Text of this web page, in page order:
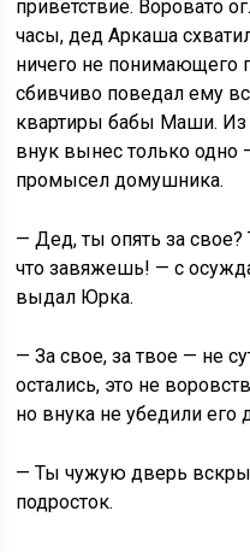
приветствие. Воровато
часы, дед Аркаша
ничего не понимающего
сбивчиво поведал ему
квартиры бабы Маши. Из
внук вынес только одно
промысел домушника.
— Дед, ты опять за
что завяжешь! — с
выдал Юрка.
— За свое, за твое — не
остались, это не
но внука не убедили его
— Ты чужую дверь
подросток.